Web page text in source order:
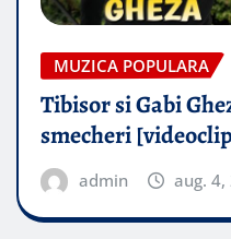
MUZICA POPULARA
Tibisor si Gabi
smecheri
admin aug. 4,